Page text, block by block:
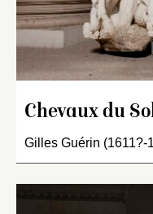
Chevaux du
Gilles Guérin (1611?-